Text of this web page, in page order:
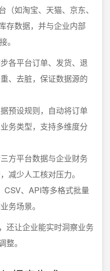
如淘宝、天猫、京东、
存数据，并与企业内部
。
各平台订单、发货、退
、去脏，保证数据源的
预设规则，自动将订单
务类型，支持多维度分
方平台数据与企业财务
减少人工核对压力。
CSV、API等多格式批量
务场景。
还让企业能实时洞察业务
整。